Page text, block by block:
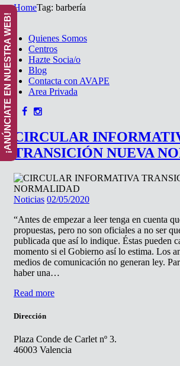
HomeTag: barbería
Quienes Somos
Centros
Hazte Socia/o
Blog
Contacta con AVAPE
Area Privada
CIRCULAR
TRANSICIÓN NUEVA
Noticias 02/05/2020
“Antes de empezar a leer tenga en cuenta
propuestas, pero no son oficiales a no ser
publicada que así lo indique. Éstas pueden
momento si el Gobierno así lo estima. Los
medios de comunicación no generan ley.
haber una…
Read more
Dirección
Plaza Conde de Carlet nº 3.
46003 Valencia
¡ANÚNCIATE EN NUESTRA WEB!